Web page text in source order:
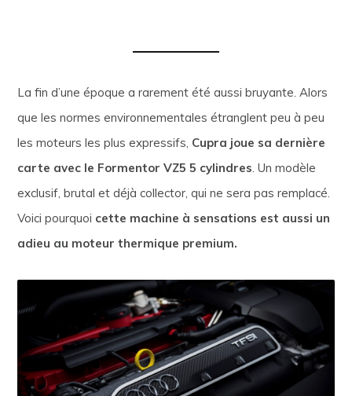
La fin d’une époque a rarement été aussi bruyante. Alors
que les normes environnementales étranglent peu à peu
les moteurs les plus expressifs, Cupra joue sa dernière
carte avec le Formentor VZ5 5 cylindres. Un modèle
exclusif, brutal et déjà collector, qui ne sera pas remplacé.
Voici pourquoi cette machine à sensations est aussi un
adieu au moteur thermique premium.